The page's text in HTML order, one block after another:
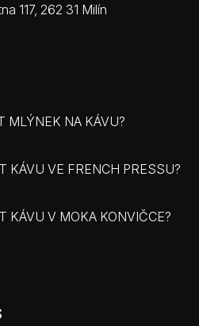
117, 262 31 Milín
MLÝNEK NA KÁVU?
KÁVU VE FRENCH PRESSU?
KÁVU V MOKA KONVIČCE?